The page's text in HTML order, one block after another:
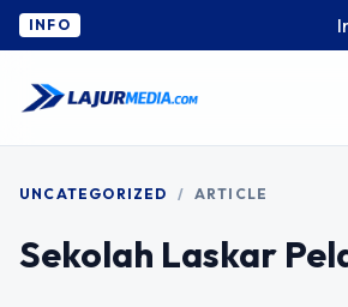
INFO
UNCATEGORIZED / ARTICLE
Sekolah Laskar